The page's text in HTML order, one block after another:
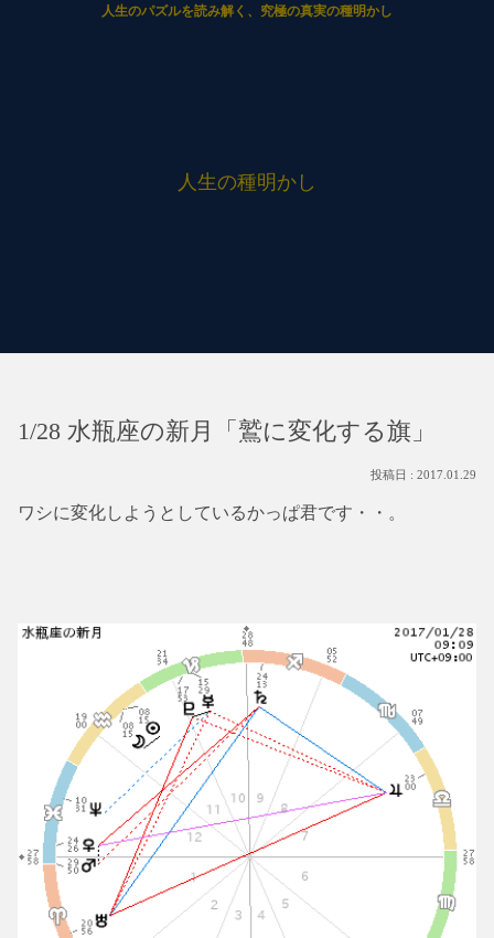
人生の種明かし
人生のパズルを読み解く、究極の真実の種明かし
1/28 水瓶座の新月「鷲に変化する旗」
2017.01.29
ワシに変化しようとしているかっぱ君です・・。